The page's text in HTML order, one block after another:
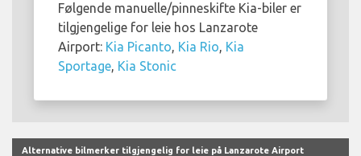
Følgende manuelle/pinneskifte Kia-biler er
tilgjengelige for leie hos Lanzarote
Airport: Kia Picanto Kia Rio Kia
Sportage Kia Stonic
Alternative bilmerker tilgjengelig for leie på Lanzarote Airport